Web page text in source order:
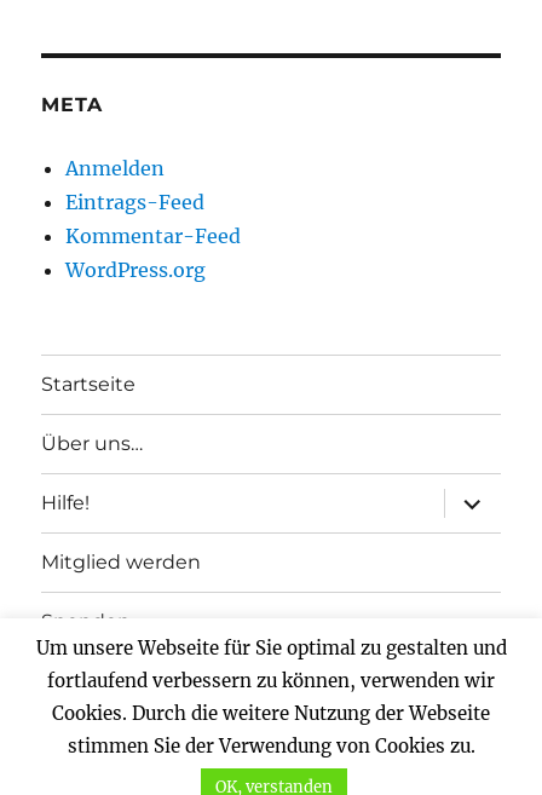
META
Anmelden
Eintrags-Feed
Kommentar-Feed
WordPress.org
Startseite
Über uns…
Hilfe!
anzeigen
Mitglied werden
Spenden
Impressum
Datenschutz
Um unsere Webseite für Sie optimal zu gestalten und
fortlaufend verbessern zu können, verwenden wir
Cookies. Durch die weitere Nutzung der Webseite
stimmen Sie der Verwendung von Cookies zu.
OK, verstanden